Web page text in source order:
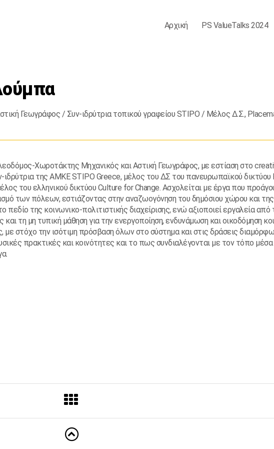
Αρχική PS ValueTalks 2024
Γεωγράφος / Συν-ιδρύτρια τοπικού γραφείου STIPO / Μέλος Δ.Σ.,
Χωροτάκτης Μηχανικός και Αστική Γεωγράφος, με εστίαση στο
ιδρύτρια της ΑΜΚΕ STIPO Greece, μέλος του ΔΣ του πανευρωπαϊκού δικτύου
του ελληνικού δικτύου Culture for Change. Ασχολείται με έργα που
των πόλεων, εστιάζοντας στην αναζωογόνηση του δημόσιου χώρου και της
πεδίο της κοινωνικο-πολιτιστικής διαχείρισης, ενώ αξιοποιεί εργαλεία
και τη μη τυπική μάθηση για την ενεργοποίηση, ενδυνάμωση και οικοδόμηση
με στόχο την ισότιμη πρόσβαση όλων στο σύστημα και στις δράσεις
πρακτικές και κοινότητες και το πως συνδιαλέγονται με τον τόπο